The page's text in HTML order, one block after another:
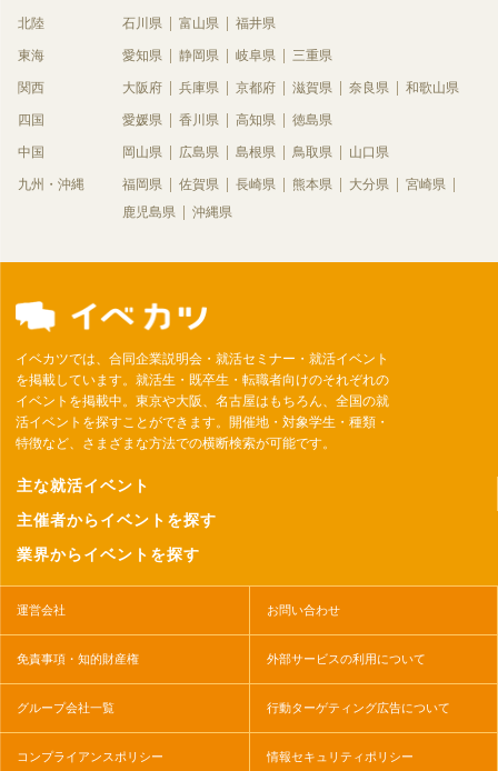
北陸 石川県 富山県 福井県
東海 愛知県 静岡県 岐阜県 三重県
関西 大阪府 兵庫県 京都府 滋賀県 奈良県 和歌山県
四国 愛媛県 香川県 高知県 徳島県
中国 岡山県 広島県 島根県 鳥取県 山口県
九州・沖縄 福岡県 佐賀県 長崎県 熊本県 大分県
宮崎県
鹿児島県
沖縄県
イベカツでは、合同企業説明会・就活セミナー・就活イベント
を掲載しています。就活生・既卒生・転職者向けのそれぞれの
イベントを掲載中。東京や大阪、名古屋はもちろん、全国の就
活イベントを探すことができます。開催地・対象学生・種類・
特徴など、さまざまな方法での横断検索が可能です。
主な就活イベント
主催者からイベントを探す
業界からイベントを探す
運営会社 お問い合わせ
免責事項・知的財産権 外部サービスの利用について
グループ会社一覧 行動ターゲティング広告について
コンプライアンスポリシー 情報セキュリティポリシー